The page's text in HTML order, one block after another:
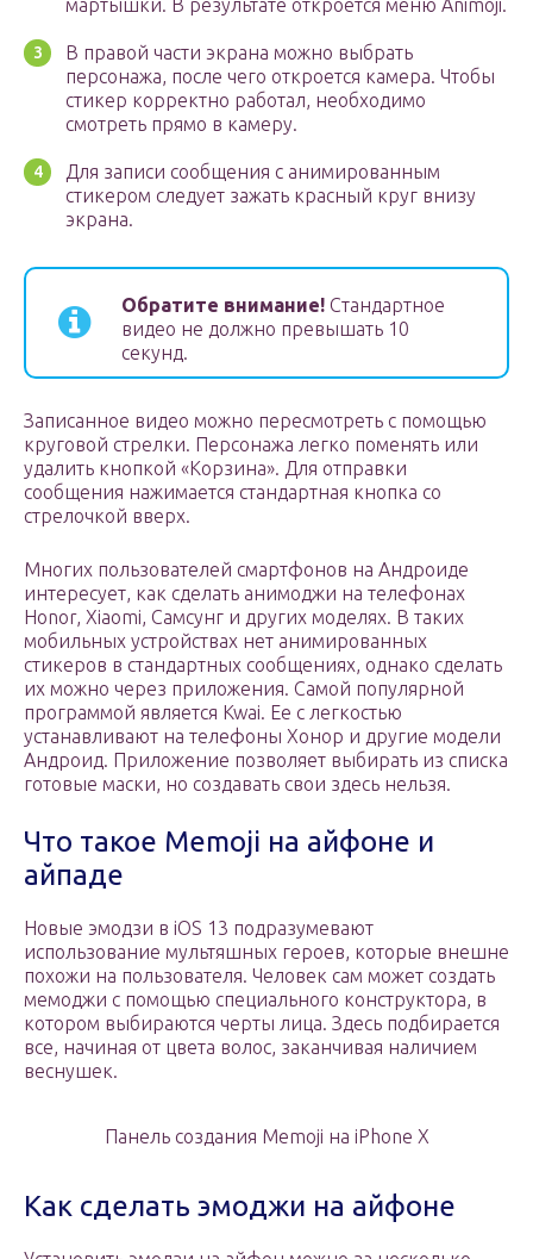
мартышки. В результате откроется меню Animoji.
В правой части экрана можно выбрать
персонажа, после чего откроется камера. Чтобы
стикер корректно работал, необходимо
смотреть прямо в камеру.
Для записи сообщения с анимированным
стикером следует зажать красный круг внизу
экрана.
Обратите внимание! Стандартное
видео не должно превышать 10
секунд.
Записанное видео можно пересмотреть с помощью
круговой стрелки. Персонажа легко поменять или
удалить кнопкой «Корзина». Для отправки
сообщения нажимается стандартная кнопка со
стрелочкой вверх.
Многих пользователей смартфонов на Андроиде
интересует, как сделать анимоджи на телефонах
Honor, Xiaomi, Cамсунг и других моделях. В таких
мобильных устройствах нет анимированных
стикеров в стандартных сообщениях, однако сделать
их можно через приложения. Самой популярной
программой является Kwai. Ее с легкостью
устанавливают на телефоны Хонор и другие модели
Андроид. Приложение позволяет выбирать из списка
готовые маски, но создавать свои здесь нельзя.
Что такое Memoji на айфоне и
айпаде
Новые эмодзи в iOS 13 подразумевают
использование мультяшных героев, которые внешне
похожи на пользователя. Человек сам может создать
мемоджи с помощью специального конструктора, в
котором выбираются черты лица. Здесь подбирается
все, начиная от цвета волос, заканчивая наличием
веснушек.
Панель создания Memoji на iPhone X
Как сделать эмоджи на айфоне